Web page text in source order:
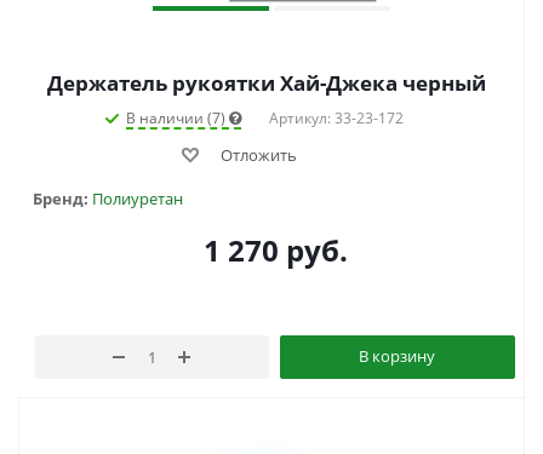
Держатель рукоятки Хай-Джека черный
В наличии (7) Артикул: 33-23-172
Отложить
Бренд: Полиуретан
1 270 руб.
В корзину